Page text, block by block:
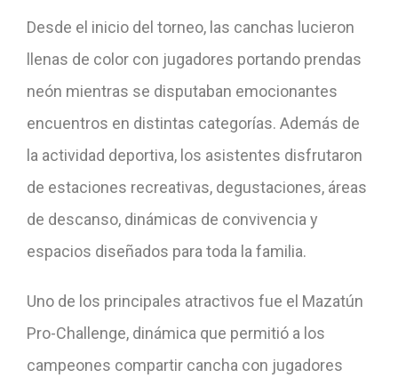
Desde el inicio del torneo, las canchas lucieron
llenas de color con jugadores portando prendas
neón mientras se disputaban emocionantes
encuentros en distintas categorías. Además de
la actividad deportiva, los asistentes disfrutaron
de estaciones recreativas, degustaciones, áreas
de descanso, dinámicas de convivencia y
espacios diseñados para toda la familia.
Uno de los principales atractivos fue el Mazatún
Pro-Challenge, dinámica que permitió a los
campeones compartir cancha con jugadores